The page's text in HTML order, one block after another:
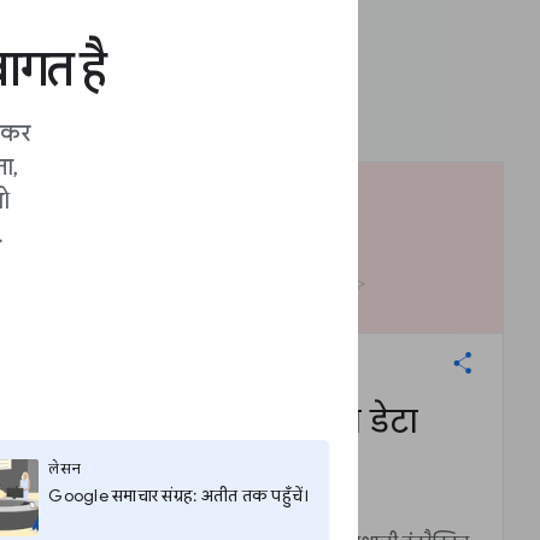
है
लेसन
Google समाचार संग्रह: अतीत तक पहुँचें।
डेटा स्टूडियो: इंटरैक्टिव डेटा
विज़ुअलाइज़ेशन बनाएँ
लेसन